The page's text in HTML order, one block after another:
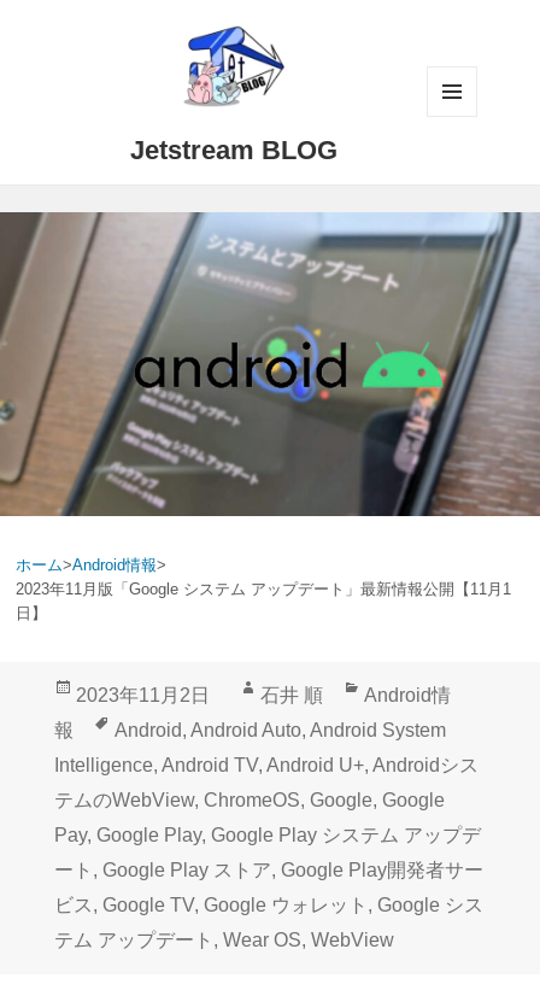
Jetstream BLOG
ホーム>Android情報>
2023年11月版「Google システム アップデート」最新情報公開【11月1
日】
投
日:
2023年11月2日
作
成
者
石井 順
カ
テ
ゴ
リ
ー
Android情
報
タ
グ
Android, Android Auto, Android System
Intelligence, Android TV, Android U+, Androidシス
テムのWebView, ChromeOS, Google, Google
Pay, Google Play, Google Play システム アップデ
ート , Google Play ストア, Google Play開発者サー
ビス, Google TV, Google ウォレット , Google シス
テム アップデート , Wear OS, WebView